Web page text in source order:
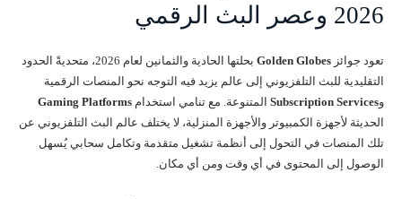
2026 وعصر البث الرقمي
تعود جوائز Golden Globes
بحلتها الحادية والثمانين لعام 2026، متحديةً الحدود
التقليدية للبث التلفزيوني إلى عالم يزيد فيه التوجه نحو المنصات الرقمية
وSubscription Services المتنوعة. مع تنامي استخدام Gaming Platforms
الحديثة لأجهزة الكمبيوتر والأجهزة المنزلية، لا يختلف عالم البث التلفزيوني عن
تلك المنصات في التحول إلى أنظمة تشغيل متقدمة وتكامل سحابي يُسهل
الوصول إلى المحتوى في أي وقت ومن أي مكان.